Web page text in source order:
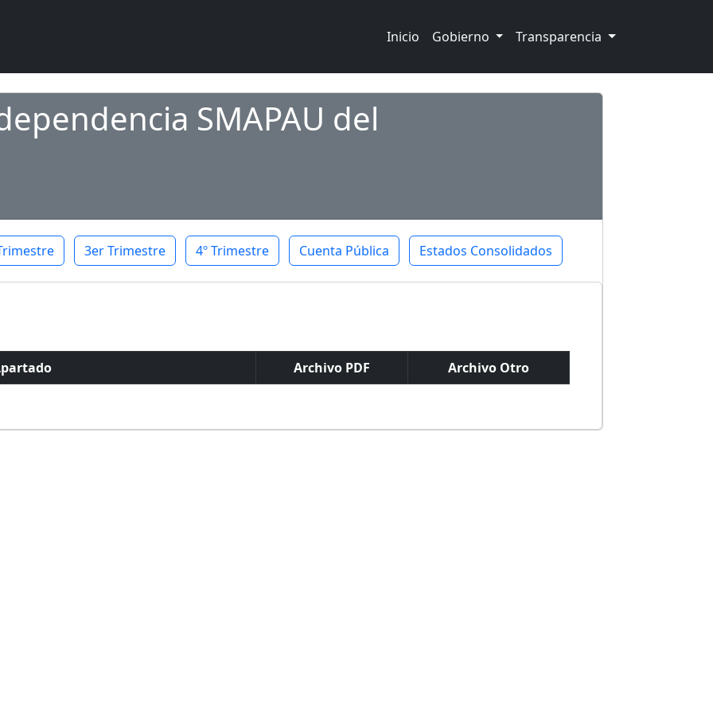
Inicio Gobierno Transparencia
SMAPAU del
3er Trimestre 4º Trimestre Cuenta Pública Estados Consolidados
Archivo PDF Archivo Otro